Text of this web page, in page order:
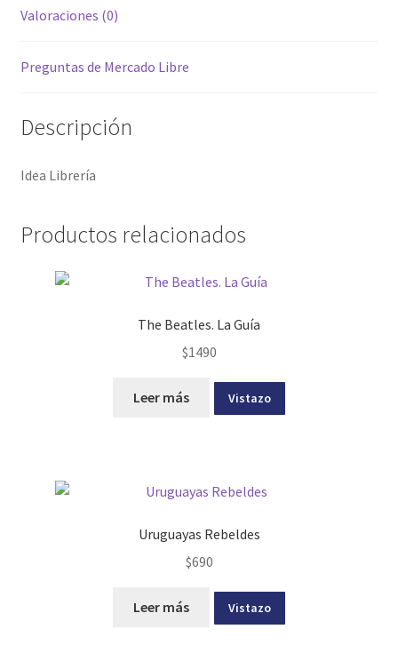
Valoraciones (0)
Preguntas de Mercado Libre
Descripción
Idea Librería
Productos relacionados
The Beatles. La Guía
$1490
Leer más Vistazo
Uruguayas Rebeldes
$690
Leer más Vistazo